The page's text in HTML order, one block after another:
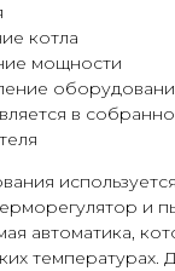
котла
мощности
в
и
автоматика,
температурах.